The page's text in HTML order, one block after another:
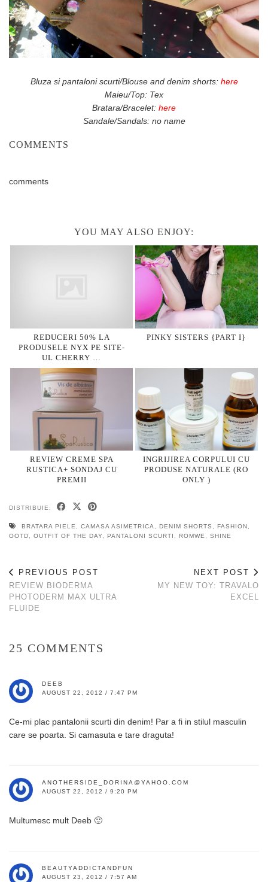
Bluza si pantaloni scurti/Blouse and denim shorts: here
Maieu/Top: Tex
Bratara/Bracelet: here
Sandale/Sandals: no name
COMMENTS
comments
YOU MAY ALSO ENJOY:
REDUCERI 50% LA
PRODUSELE NYX PE SITE-
UL CHERRY …
PINKY SISTERS {PART I}
REVIEW CREME SPA
RUSTICA+ SONDAJ CU
PREMII
INGRIJIREA CORPULUI CU
PRODUSE NATURALE (RO
ONLY )
DISTRIBUIE:
BRATARA PIELE, CAMASA ASIMETRICA, DENIM SHORTS , FASHION,
OOTD, OUTFIT OF THE DAY, PANTALONI SCURTI , ROMWE, SHINE
PREVIOUS POST
REVIEW BIODERMA
PHOTODERM MAX ULTRA
FLUIDE
NEXT POST
MY NEW TOY: TRAVALO
EXCEL
25 COMMENTS
DEEB
AUGUST 22, 2012 / 7:47 PM
Ce-mi plac pantalonii scurti din denim! Par a fi in stilul masculin
care se poarta. Si camasuta e tare draguta!
ANOTHERSIDE_DORINA@YAHOO.COM
AUGUST 22, 2012 / 9:20 PM
Multumesc mult Deeb 🙂
BEAUTYADDICTANDFUN
AUGUST 23, 2012 / 7:57 AM